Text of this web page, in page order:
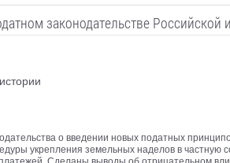
законодательстве Российской
о введении новых податных
укрепления земельных наделов в
Сделаны выводы об отрицательном